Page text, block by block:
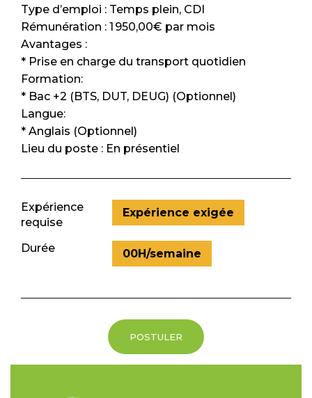
Type d’emploi : Temps plein, CDI
Rémunération : 1 950,00€ par mois
Avantages :
* Prise en charge du transport quotidien
Formation:
* Bac +2 (BTS, DUT, DEUG) (Optionnel)
Langue:
* Anglais (Optionnel)
Lieu du poste : En présentiel
Expérience
requise
Expérience exigée
Durée 00H/semaine
POSTULER